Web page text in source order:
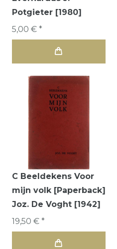
Potgieter [1980]
5,00 € *
C Beeldekens Voor
mijn volk [Paperback]
Joz. De Voght [1942]
19,50 € *